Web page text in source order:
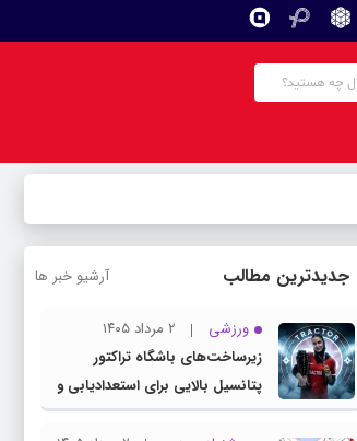
جدیدترین مطالب آرشیو خبر ها
ورزشی
۲ مرداد ۱۴۰۵
زیرساخت‌های باشگاه تراکتور
پتانسیل بالایی برای استعدادیابی و
تیمداری ورزش بانوان دارد